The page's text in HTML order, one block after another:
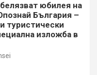
юбилея на
България –
туристически
изложба в